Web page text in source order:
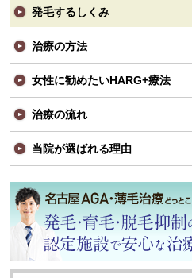
発毛するしくみ
治療の方法
女性に勧めたいHARG+療法
治療の流れ
当院が選ばれる理由